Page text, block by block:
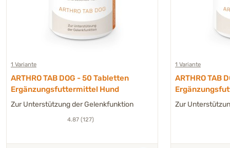
1 Variante
ARTHRO TAB DOG - 50 Tabletten
Ergänzungsfuttermittel Hund
Zur Unterstützung der Gelenkfunktion
4.87 (127)
1 Variante
ARTHRO TAB
Zur